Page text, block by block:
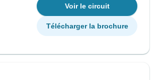
Voir le circuit
Télécharger la brochure